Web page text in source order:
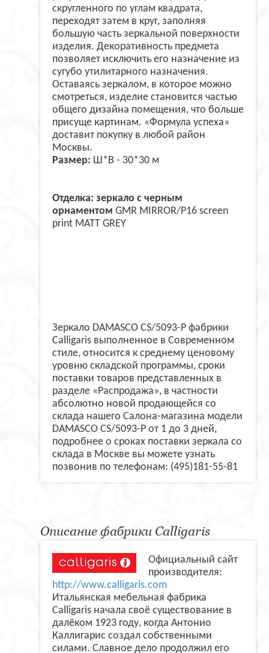
скругленного по углам квадрата,
переходят затем в круг, заполняя
большую часть зеркальной поверхности
изделия. Декоративность предмета
позволяет исключить его назначение из
сугубо утилитарного назначения.
Оставаясь зеркалом, в которое можно
смотреться, изделие становится частью
общего дизайна помещения, что больше
присуще картинам. «Формула успеха»
доставит покупку в любой район
Москвы.
Размер: Ш*В - 30*30 м
Отделка: зеркало с черным
орнаментом GMR MIRROR/P16 screen
print MATT GREY
Зеркало DAMASCO CS/5093-P фабрики
Calligaris выполненное в Современном
стиле, относится к среднему ценовому
уровню складской программы, сроки
поставки товаров представленных в
разделе «Распродажа», в частности
абсолютно новой продающейся со
склада нашего Салона-магазина модели
DAMASCO CS/5093-P от 1 до 3 дней,
подробнее о сроках поставки зеркала со
склада в Москве вы можете узнать
позвонив по телефонам: (495)181-55-81
Описание фабрики Calligaris
Официальный сайт
производителя:
http://www.calligaris.com
Итальянская мебельная фабрика
Calligaris начала своё существование в
далёком 1923 году, когда Антонио
Каллигарис создал собственными
силами. Славное дело продолжил его